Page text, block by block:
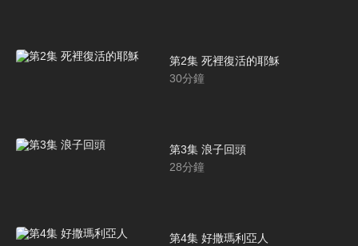
第2集 死裡復活的耶穌
30分鐘
第3集 浪子回頭
28分鐘
第4集 好撒瑪利亞人